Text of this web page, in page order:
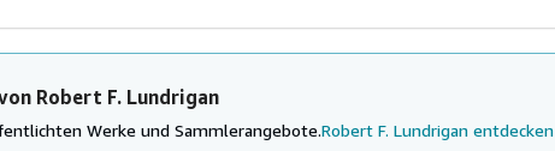
Robert F. Lundrigan
Werke und Sammlerangebote.Robert F. Lundrigan entdecken